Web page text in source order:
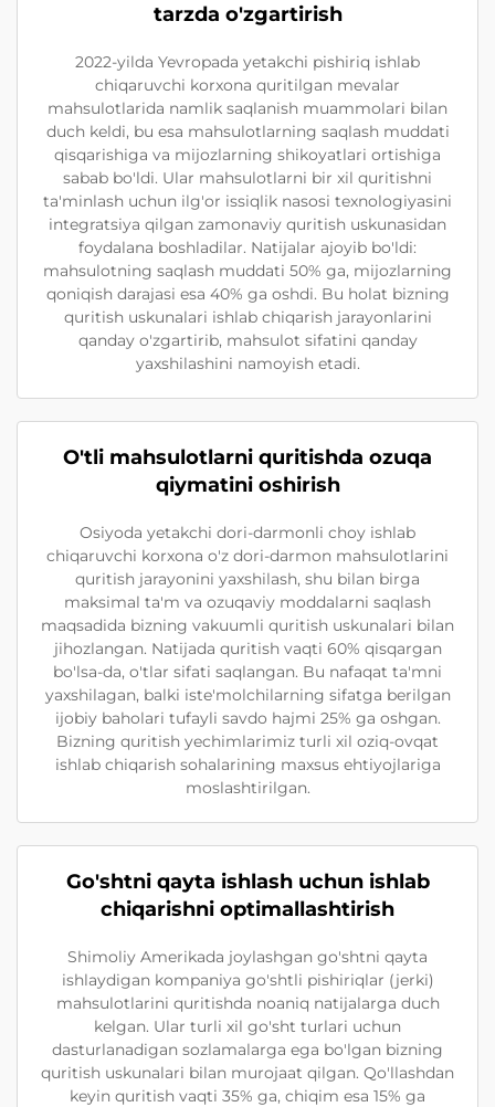
tarzda o'zgartirish
2022-yilda Yevropada yetakchi pishiriq ishlab
chiqaruvchi korxona quritilgan mevalar
mahsulotlarida namlik saqlanish muammolari bilan
duch keldi, bu esa mahsulotlarning saqlash muddati
qisqarishiga va mijozlarning shikoyatlari ortishiga
sabab bo'ldi. Ular mahsulotlarni bir xil quritishni
ta'minlash uchun ilg'or issiqlik nasosi texnologiyasini
integratsiya qilgan zamonaviy quritish uskunasidan
foydalana boshladilar. Natijalar ajoyib bo'ldi:
mahsulotning saqlash muddati 50% ga, mijozlarning
qoniqish darajasi esa 40% ga oshdi. Bu holat bizning
quritish uskunalari ishlab chiqarish jarayonlarini
qanday o'zgartirib, mahsulot sifatini qanday
yaxshilashini namoyish etadi.
O'tli mahsulotlarni quritishda ozuqa
qiymatini oshirish
Osiyoda yetakchi dori-darmonli choy ishlab
chiqaruvchi korxona o'z dori-darmon mahsulotlarini
quritish jarayonini yaxshilash, shu bilan birga
maksimal ta'm va ozuqaviy moddalarni saqlash
maqsadida bizning vakuumli quritish uskunalari bilan
jihozlangan. Natijada quritish vaqti 60% qisqargan
bo'lsa-da, o'tlar sifati saqlangan. Bu nafaqat ta'mni
yaxshilagan, balki iste'molchilarning sifatga berilgan
ijobiy baholari tufayli savdo hajmi 25% ga oshgan.
Bizning quritish yechimlarimiz turli xil oziq-ovqat
ishlab chiqarish sohalarining maxsus ehtiyojlariga
moslashtirilgan.
Go'shtni qayta ishlash uchun ishlab
chiqarishni optimallashtirish
Shimoliy Amerikada joylashgan go'shtni qayta
ishlaydigan kompaniya go'shtli pishiriqlar (jerki)
mahsulotlarini quritishda noaniq natijalarga duch
kelgan. Ular turli xil go'sht turlari uchun
dasturlanadigan sozlamalarga ega bo'lgan bizning
quritish uskunalari bilan murojaat qilgan. Qo'llashdan
keyin quritish vaqti 35% ga, chiqim esa 15% ga